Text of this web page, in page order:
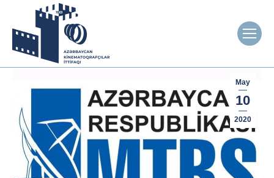
May
10
2020